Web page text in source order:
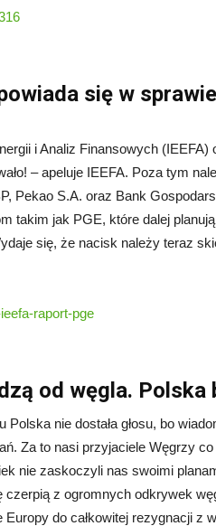
się w
i Analiz Finansowych (IEEFA)
– apeluje IEEFA. Poza tym
Pekao S.A. oraz Bank
takim jak PGE, które dalej
się, że nacisk należy teraz
raport-pge
od węgla. Polska
nie dostała głosu, bo
Za to nasi przyjaciele Węgrzy co
nie zaskoczyli nas swoimi
z ogromnych odkrywek
do całkowitej rezygnacji z